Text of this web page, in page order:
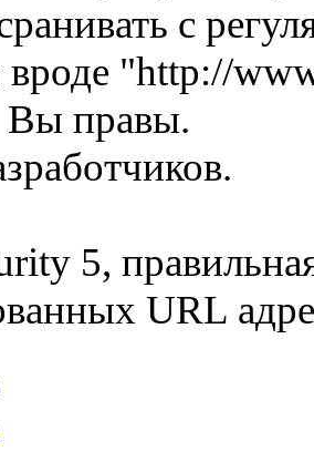
с
"http://
Вы правы.
5,
URL